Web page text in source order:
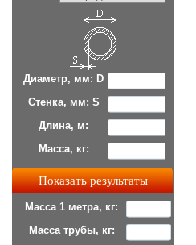
Диаметр, мм: D
Стенка, мм: S
Длина, м:
Масса, кг:
Масса 1 метра, кг:
Масса трубы, кг: